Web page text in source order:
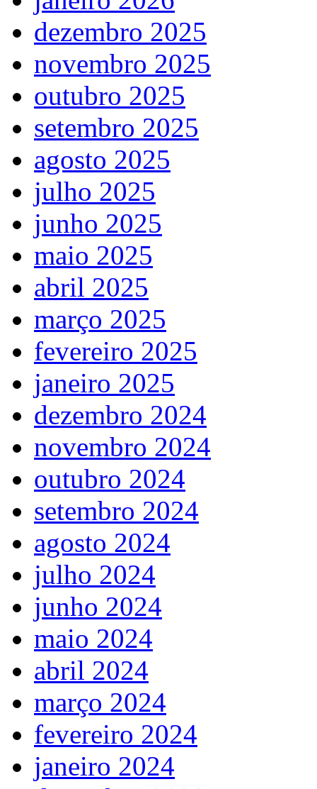
dezembro 2025
novembro 2025
outubro 2025
setembro 2025
agosto 2025
julho 2025
junho 2025
maio 2025
abril 2025
março 2025
fevereiro 2025
janeiro 2025
dezembro 2024
novembro 2024
outubro 2024
setembro 2024
agosto 2024
julho 2024
junho 2024
maio 2024
abril 2024
março 2024
fevereiro 2024
janeiro 2024